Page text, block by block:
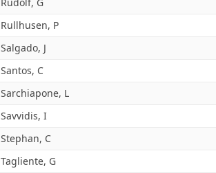
Rullhusen, P
Salgado, J
Santos, C
Sarchiapone, L
Savvidis, I
Stephan, C
Tagliente, G